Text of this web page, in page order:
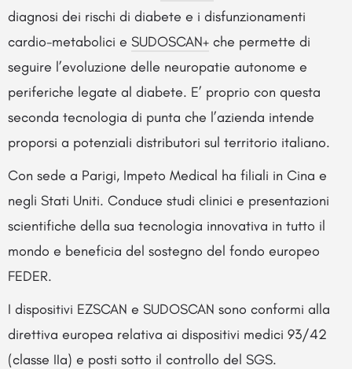
diagnosi dei rischi di diabete e i disfunzionamenti
cardio-metabolici e SUDOSCAN+ che permette di
seguire l’evoluzione delle neuropatie autonome e
periferiche legate al diabete. E’ proprio con questa
seconda tecnologia di punta che l’azienda intende
proporsi a potenziali distributori sul territorio italiano.
Con sede a Parigi, Impeto Medical ha filiali in Cina e
negli Stati Uniti. Conduce studi clinici e presentazioni
scientifiche della sua tecnologia innovativa in tutto il
mondo e beneficia del sostegno del fondo europeo
FEDER.
I dispositivi EZSCAN e SUDOSCAN sono conformi alla
direttiva europea relativa ai dispositivi medici 93/42
(classe IIa) e posti sotto il controllo del SGS.